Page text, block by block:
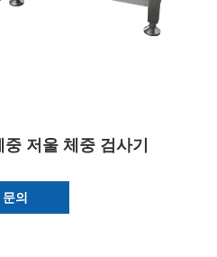
저울 체중 검사기
문의